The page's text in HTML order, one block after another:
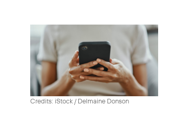
Credits: iStock / Delmaine Donson